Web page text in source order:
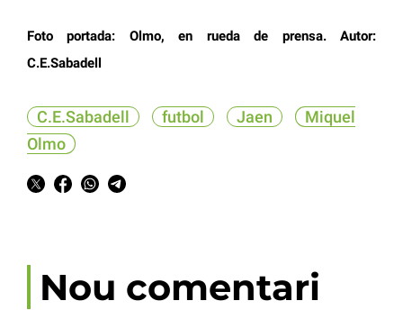
Foto portada: Olmo, en rueda de prensa. Autor:
C.E.Sabadell
C.E.Sabadell futbol Jaen
Miquel
Olmo
Nou comentari